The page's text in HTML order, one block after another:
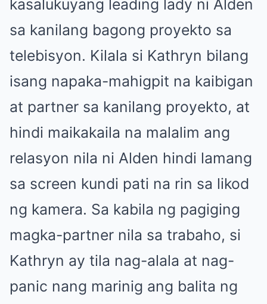
kasalukuyang leading lady ni Alden
sa kanilang bagong proyekto sa
telebisyon. Kilala si Kathryn bilang
isang napaka-mahigpit na kaibigan
at partner sa kanilang proyekto, at
hindi maikakaila na malalim ang
relasyon nila ni Alden hindi lamang
sa screen kundi pati na rin sa likod
ng kamera. Sa kabila ng pagiging
magka-partner nila sa trabaho, si
Kathryn ay tila nag-alala at nag-
panic nang marinig ang balita ng